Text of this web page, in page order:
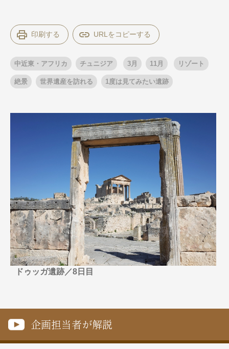
6月
7月 8月
9月
ゴールデンウィーク
お盆・夏休み
年末年始
GRAND'EX
夢の休日 | 海外旅行
目的・テーマから探す
美術鑑賞
ヨーロッパの田舎（村・町）
名門・名物ホテルに泊まる
特別企画
グルメ
リゾート
一都市滞在
お祭り・イベント
絶景
日系航空会社で行く
世界遺産を訪れる
1度は見てみたい遺跡
クルーズ
音楽鑑賞
名画鑑賞
お花・紅葉
鉄道の旅
9月
10月 11月
12月
ブランド
夢の休日 煌
夢の休日 国内旅行
目的・テーマから探す
花火
祭り
季節の風景
ラグジュアリーバスでめぐる
ガンツウ
ななつ星in九州
TWILIGHT EXPRESS 瑞風
美食・旬の味覚を味わう
アドベンチャーツーリズム・ウォー
キング
観光列車
島旅
芸術鑑賞（美術、音楽）・講師同行
印刷する
中近東・アフリカ チュニジア 3月 11月 リゾート
絶景 世界遺産を訪れる 1度は見てみたい遺跡
ドゥッガ遺跡／8日目
企画担当者が解説